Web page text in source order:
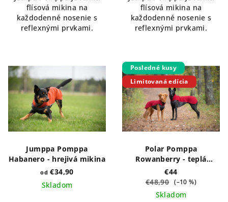
flísová mikina na
každodenné nosenie s
reflexnými prvkami.
flísová mikina na
každodenné nosenie s
reflexnými prvkami.
Jumppa Pomppa
Habanero - hrejivá mikina
od €34,90
Skladom
Posledné kusy
Limitovaná edícia
Polar Pomppa
Rowanberry - teplá
mikina z dvojitého flísu
€44
€48,90 (–10 %)
Skladom